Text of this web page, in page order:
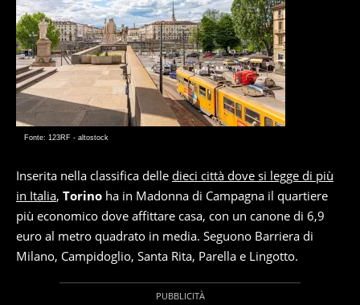
Fonte: 123RF - altostock
Inserita nella classifica delle dieci città dove si legge di più
in Italia, Torino ha in Madonna di Campagna il quartiere
più economico dove affittare casa, con un canone di 6,9
euro al metro quadrato in media. Seguono Barriera di
Milano, Campidoglio, Santa Rita, Parella e Lingotto.